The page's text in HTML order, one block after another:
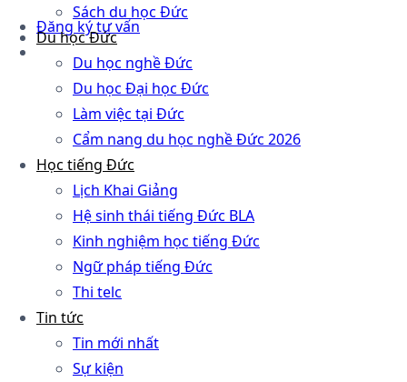
Đăng ký tư vấn
Sách du học Đức
Du học Đức
Du học nghề Đức
Du học Đại học Đức
Làm việc tại Đức
Cẩm nang du học nghề Đức 2026
Học tiếng Đức
Lịch Khai Giảng
Hệ sinh thái tiếng Đức BLA
Kinh nghiệm học tiếng Đức
Ngữ pháp tiếng Đức
Thi telc
Tin tức
Tin mới nhất
Sự kiện